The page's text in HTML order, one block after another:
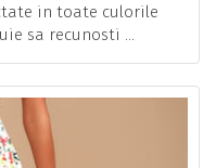
in toate culorile
sa recunosti ...